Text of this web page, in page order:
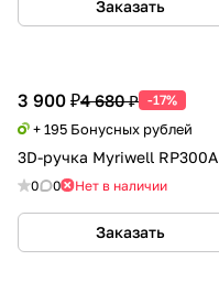
Заказать
3 900 ₽4 680 ₽ -17%
+ 195 Бонусных рублей
3D-ручка Myriwell RP300A
0 0 Нет в наличии
Заказать